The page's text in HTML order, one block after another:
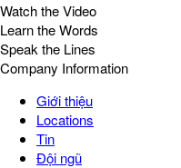
Watch the Video
Learn the Words
Speak the Lines
Company Information
Giới thiệu
Locations
Tin
Đội ngũ